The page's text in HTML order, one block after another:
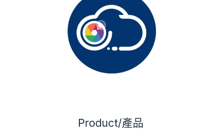
Product/產品